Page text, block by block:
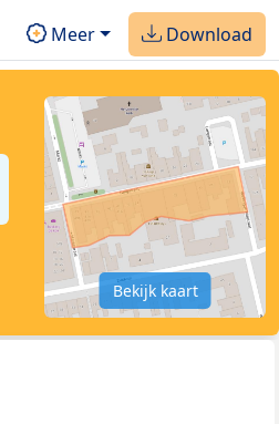
Meer Download
Bekijk kaart